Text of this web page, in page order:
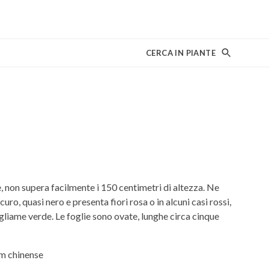
CERCA IN PIANTE
supera facilmente i 150 centimetri di altezza. Ne
quasi nero e presenta fiori rosa o in alcuni casi rossi,
verde. Le foglie sono ovate, lunghe circa cinque
chinense